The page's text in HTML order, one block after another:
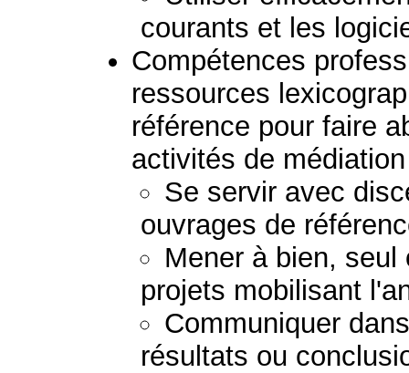
courants et les
Compétences
ressources
référence pour faire
activités de
Se servir avec
ouvrages de
Mener à bien,
projets mobilisant
Communiquer
résultats ou